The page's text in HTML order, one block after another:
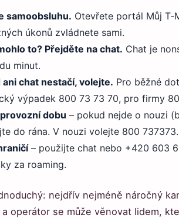
samoobsluhu. Otevřete portál Můj
úkonů zvládnete sami.
to? Přejděte na chat. Chat je
minut.
ani chat nestačí, volejte. Pro běžné
výpadek 800 73 73 70, pro firmy
dobu – pokud nejde o nouzi
do rána. V nouzi volejte 800 737373.
– použijte chat nebo +420 603
za roaming.
nejdřív nejméně náročný
operátor se může věnovat lidem,